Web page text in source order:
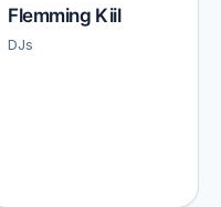
Flemming Kiil
DJs